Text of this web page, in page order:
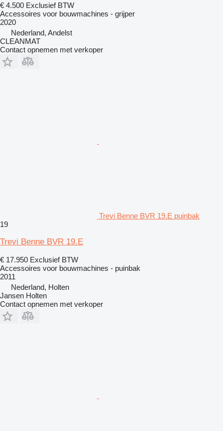
€ 4.500 Exclusief BTW
Accessoires voor bouwmachines - grijper
2020
Nederland, Andelst
CLEANMAT
Contact opnemen met verkoper
Trevi Benne BVR 19.E puinbak
19
Trevi Benne BVR 19.E
€ 17.950 Exclusief BTW
Accessoires voor bouwmachines - puinbak
2011
Nederland, Holten
Jansen Holten
Contact opnemen met verkoper